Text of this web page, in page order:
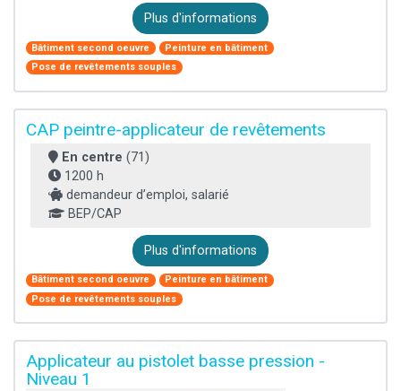
Plus d'informations
Bâtiment second oeuvre
Peinture en bâtiment
Pose de revêtements souples
CAP peintre-applicateur de revêtements
En centre (71)
1200 h
demandeur d’emploi, salarié
BEP/CAP
Plus d'informations
Bâtiment second oeuvre
Peinture en bâtiment
Pose de revêtements souples
Applicateur au pistolet basse pression -
Niveau 1